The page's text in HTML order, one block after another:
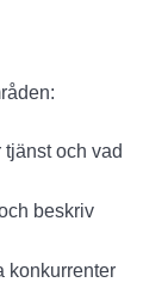
och vad
beskriv
konkurrenter